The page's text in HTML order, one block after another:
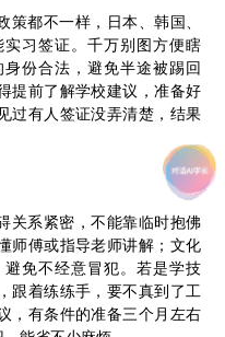
策都不一样，日本、韩国、
习签证。千万别图方便瞎
份合法，避免半途被踢回
提前了解学校建议，准备好
过有人签证没弄清楚，结果
关系紧密，不能靠临时抱佛
师傅或指导老师讲解；文化
避免不经意冒犯。若是学技
跟着练练手，要不真到了工
，有条件的准备三个月左右